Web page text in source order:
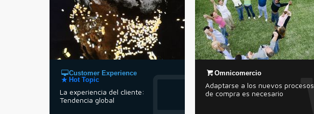
Customer Experience
Hot Topic
La experiencia del cliente:
Tendencia global
Omnicomercio
Adaptarse a los nuevos procesos
de compra es necesario